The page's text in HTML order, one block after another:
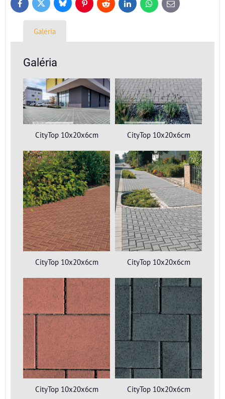
FacebookTwitter BlueskyPinterestReddit LinkedInWhatsApp
E-
mail
Galéria
Galéria
CityTop 10x20x6cm CityTop 10x20x6cm
CityTop 10x20x6cm CityTop 10x20x6cm
CityTop 10x20x6cm CityTop 10x20x6cm